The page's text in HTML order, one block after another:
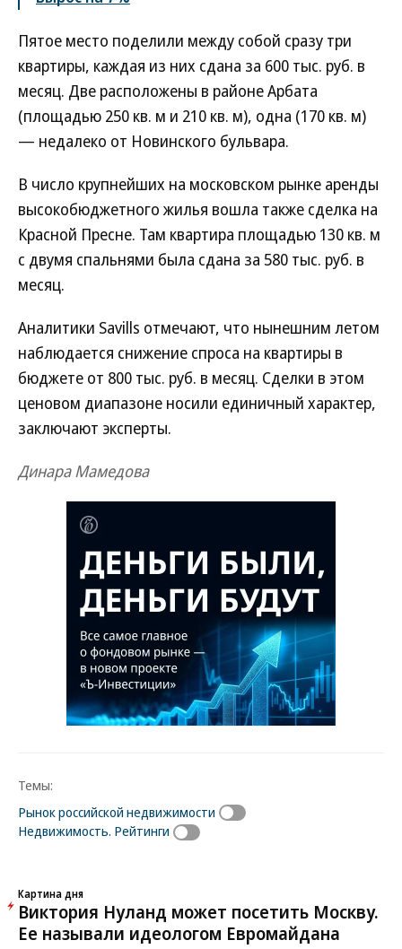
Пятое место поделили между собой сразу три
квартиры, каждая из них сдана за 600 тыс. руб. в
месяц. Две расположены в районе Арбата
(площадью 250 кв. м и 210 кв. м), одна (170 кв. м)
— недалеко от Новинского бульвара.
В число крупнейших на московском рынке аренды
высокобюджетного жилья вошла также сделка на
Красной Пресне. Там квартира площадью 130 кв. м
с двумя спальнями была сдана за 580 тыс. руб. в
месяц.
Аналитики Savills отмечают, что нынешним летом
наблюдается снижение спроса на квартиры в
бюджете от 800 тыс. руб. в месяц. Сделки в этом
ценовом диапазоне носили единичный характер,
заключают эксперты.
Динара Мамедова
Темы:
Рынок российской недвижимости
Недвижимость. Рейтинги
Картина дня
Виктория Нуланд может посетить Москву.
Ее называли идеологом Евромайдана